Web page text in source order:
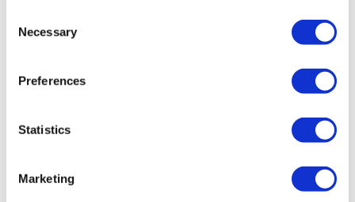
Selection
Necessary
Preferences
Statistics
Marketing
Contattaci